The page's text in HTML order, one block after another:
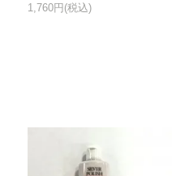
1,760円(税込)